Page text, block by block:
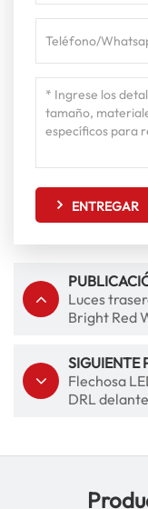
ENTREGAR
Luces
Bright Red
SIGUIENTE
Flechosa
DRL